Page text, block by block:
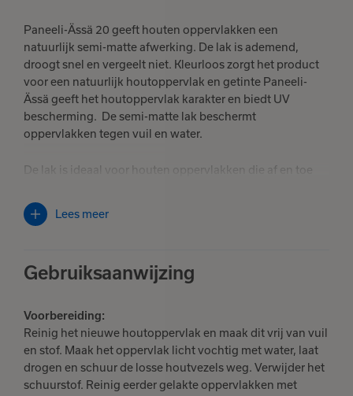
Paneeli-Ässä 20 geeft houten oppervlakken een
natuurlijk semi-matte afwerking. De lak is ademend,
droogt snel en vergeelt niet. Kleurloos zorgt het product
voor een natuurlijk houtoppervlak en getinte Paneeli-
Ässä geeft het houtoppervlak karakter en biedt UV
bescherming. De semi-matte lak beschermt
oppervlakken tegen vuil en water.
De lak is ideaal voor houten oppervlakken die af en toe
bescherming van hout-, beton- en baksteenoppervlakken
in droge ruimtes. Geschikt voor houten wanden,
vloeren en meubelen.
Behoort tot de beste M1-klasse voor bouwmaterialen. Dit
betekent dat er binnen geen schadelijke stoffen
verdampen.
Kleurbaar in de semi-transparante kleuren van Tikkurila.
Lees meer
Gebruiksaanwijzing
Voorbereiding:
Reinig het nieuwe houtoppervlak en maak dit vrij van vuil
en stof. Maak het oppervlak licht vochtig met water, laat
drogen en schuur de losse houtvezels weg. Verwijder het
schuurstof. Reinig eerder gelakte oppervlakken met